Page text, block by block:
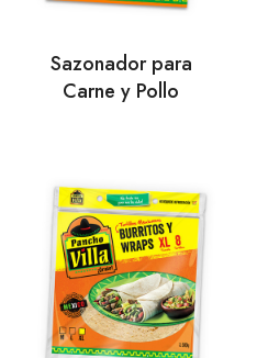
Sazonador para
Carne y Pollo